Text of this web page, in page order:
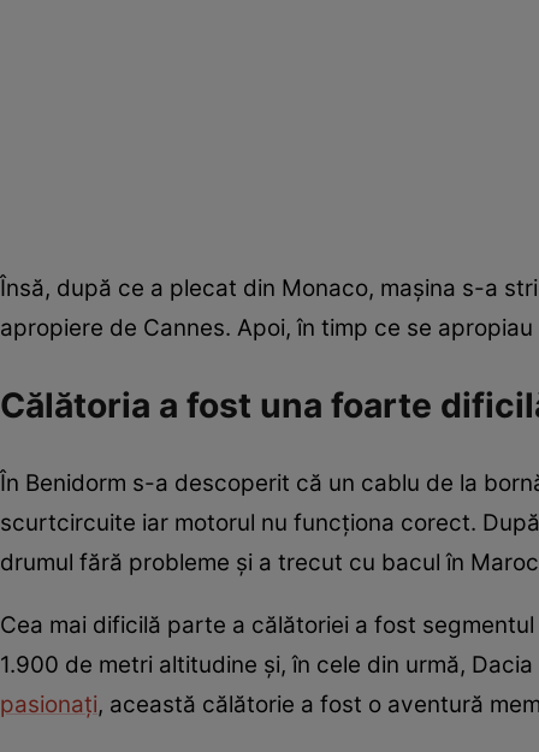
Însă, după ce a plecat din Monaco, mașina s-a
apropiere de Cannes. Apoi, în timp ce se
Călătoria a fost una foarte
În Benidorm s-a descoperit că un cablu de la
scurtcircuite iar motorul nu funcționa corect.
drumul fără probleme și a trecut cu bacul în
Cea mai dificilă parte a călătoriei a fost
1.900 de metri altitudine și, în cele din urmă,
pasionați, această călătorie a fost o aventură